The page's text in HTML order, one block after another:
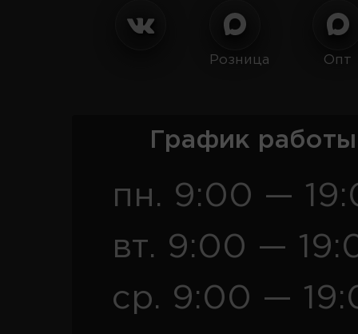
Розница Опт
График
пн. 9:00 —
вт. 9:00 —
ср. 9:00 —